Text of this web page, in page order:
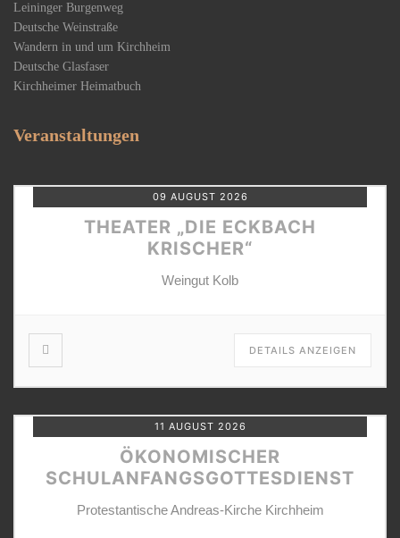
Leininger Burgenweg
Deutsche Weinstraße
Wandern in und um Kirchheim
Deutsche Glasfaser
Kirchheimer Heimatbuch
Veranstaltungen
09 AUGUST 2026
THEATER „DIE ECKBACH
KRISCHER“
Weingut Kolb
DETAILS ANZEIGEN
11 AUGUST 2026
ÖKONOMISCHER
SCHULANFANGSGOTTESDIENST
Protestantische Andreas-Kirche Kirchheim